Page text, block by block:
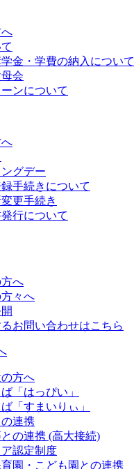
金・学費の納入について
会
ンについて
グデー
手続きについて
更手続き
行について
へ
々へ
お問い合わせはこちら
方へ
「はっぴい」
「すまいりぃ」
連携
の連携 (高大接続)
認定制度
園・こども園との連携